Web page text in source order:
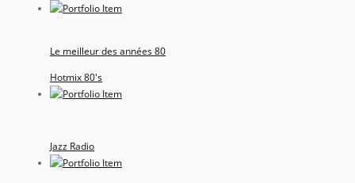
Le meilleur des années 80
Hotmix 80's
Jazz Radio